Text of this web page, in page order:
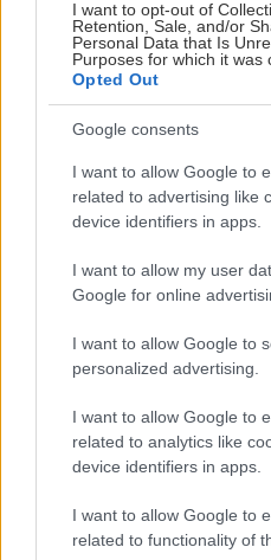
I want to opt-out of
Retention, Sale, and/or
Personal Data that Is
Purposes for which it was
Opted Out
Google consents
I want to allow Google to
related to advertising like
device identifiers in apps.
I want to allow my user
Google for online
I want to allow Google to
personalized advertising.
I want to allow Google to
related to analytics like
device identifiers in apps.
I want to allow Google to
related to functionality of
σπάνιο είναι πλέον να
σε πιάνει ταχυπαλμία
Εμείς για όλα τα
για δύο άτομακαι
πιωμένοι, αλλά και με
να φας και να πιείς
ή μπίρες.
Ο Λούης είναι πάντα
έχει νόστιμο φαγητό,
Γι’ αυτό και δύσκολα
υπόλοιπα πιατάκια του –